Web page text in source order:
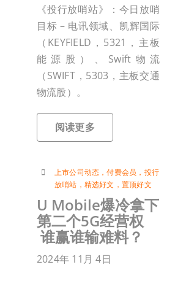
《投行放哨站》：今日放哨
目标 – 电讯领域、凯辉国际
（KEYFIELD，5321，主板
能源股）、Swift物流
（SWIFT，5303，主板交通
物流股）。
阅读更多
上市公司动态 ，付费会员 ， 投行
放哨站 ， 精选好文 ， 置顶好文
U Mobile爆冷拿下
第二个5G经营权
谁赢谁输难料？
2024年 11月 4日